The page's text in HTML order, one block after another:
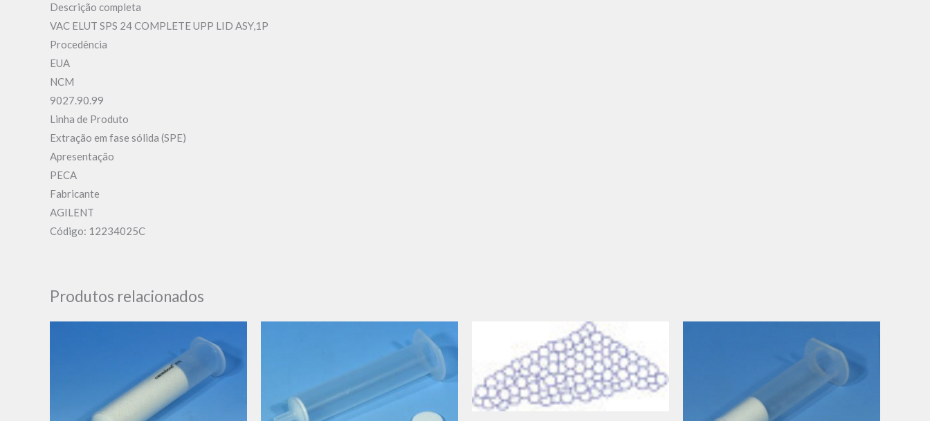
Descrição completa
VAC ELUT SPS 24 COMPLETE UPP LID ASY,1P
Procedência
EUA
NCM
9027.90.99
Linha de Produto
Extração em fase sólida (SPE)
Apresentação
PECA
Fabricante
AGILENT
Código: 12234025C
Produtos relacionados